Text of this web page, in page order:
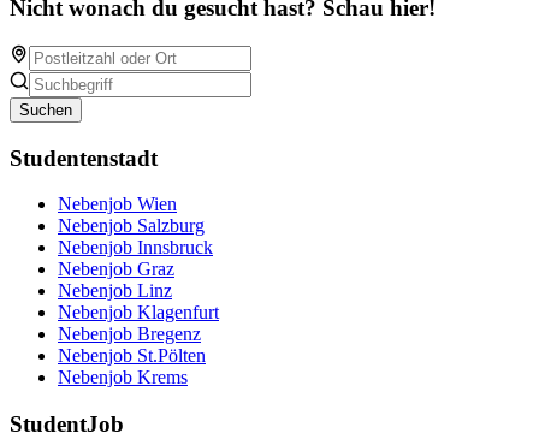
Nicht wonach du gesucht hast? Schau hier!
Suchen
Studentenstadt
Nebenjob Wien
Nebenjob Salzburg
Nebenjob Innsbruck
Nebenjob Graz
Nebenjob Linz
Nebenjob Klagenfurt
Nebenjob Bregenz
Nebenjob St.Pölten
Nebenjob Krems
StudentJob